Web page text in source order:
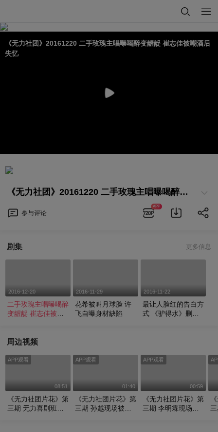
《无力社团》20161220 二手玫瑰主唱曝喝醉变龌龊 崔志佳被嘲酒后
失忆
《无力社团》20161220 二手玫瑰主唱曝喝醉变龌龊 崔志佳被嘲酒后失忆
参与评论
APP
剧集 更多信息
2016-12-20
二手玫瑰主唱曝喝醉
变龌龊 崔志佳被嘲
2016-11-29
花希被叫月球脸 许
飞自曝身材缺陷
2016-11-22
最让人脸红的告白方
式 《驴得水》删减
周边视频
APP观看
08:51
《无力社团片花》第
三期 无力喜剧班酒
APP观看
01:40
《无力社团片花》第
三期 孙越现场被超
APP观看
00:59
《无力社团片花》第
三期 李明霖现场直